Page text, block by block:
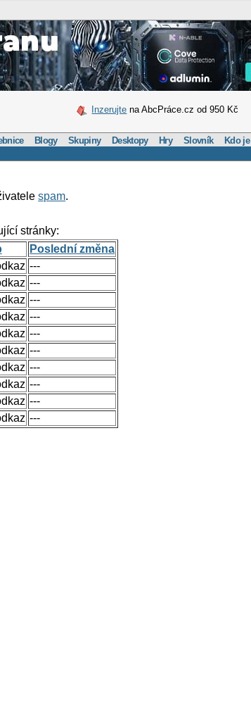
Inzerujte na AbcPráce.cz od 950 Kč
Blogy Skupiny Desktopy Hry Slovník Kdo je
spam.
stránky:
Poslední změna
---
---
---
---
---
---
---
---
---
---